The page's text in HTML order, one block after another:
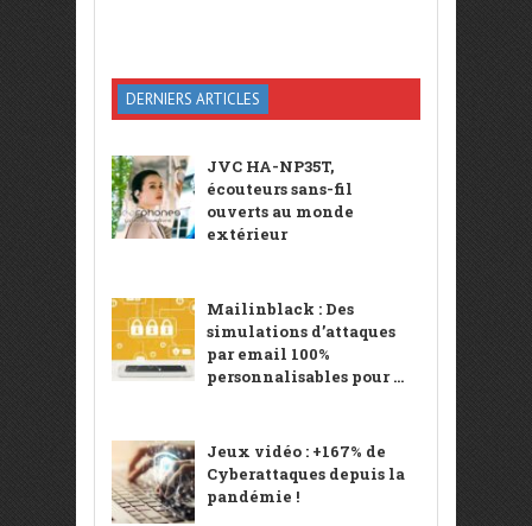
DERNIERS ARTICLES
JVC HA-NP35T,
écouteurs sans-fil
ouverts au monde
extérieur
Mailinblack : Des
simulations d’attaques
par email 100%
personnalisables pour ...
Jeux vidéo : +167% de
Cyberattaques depuis la
pandémie !